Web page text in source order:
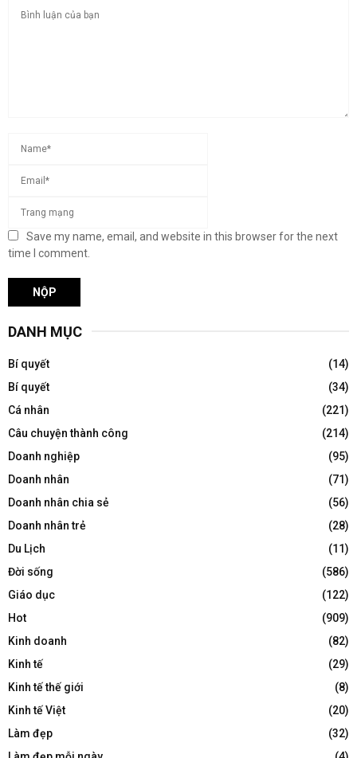
Save my name, email, and website in this browser for the next
time I comment.
DANH MỤC
Bí quyết
(14)
Bí quyết
(34)
Cá nhân
(221)
Câu chuyện thành công
(214)
Doanh nghiệp
(95)
Doanh nhân
(71)
Doanh nhân chia sẻ
(56)
Doanh nhân trẻ
(28)
Du Lịch
(11)
Đời sống
(586)
Giáo dục
(122)
Hot
(909)
Kinh doanh
(82)
Kinh tế
(29)
Kinh tế thế giới
(8)
Kinh tế Việt
(20)
Làm đẹp
(32)